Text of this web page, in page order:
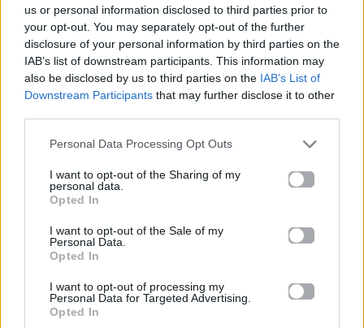
us or personal information disclosed to third parties prior to
your opt-out. You may separately opt-out of the further
disclosure of your personal information by third parties on the
IAB’s list of downstream participants. This information may
also be disclosed by us to third parties on the IAB’s List of
Downstream Participants that may further disclose it to other
Personal Data Processing Opt Outs
I want to opt-out of the Sharing of my
personal data.
Opted In
I want to opt-out of the Sale of my
Personal Data.
Opted In
I want to opt-out of processing my
Personal Data for Targeted Advertising.
Opted In
Βιογραφικά
Ελλήνων
με πληροφορίες για
και σημαντικές στιγμές
Δες επίσης